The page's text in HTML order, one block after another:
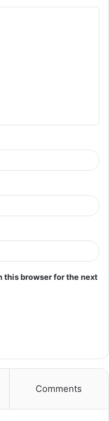
this browser for the next
Comments